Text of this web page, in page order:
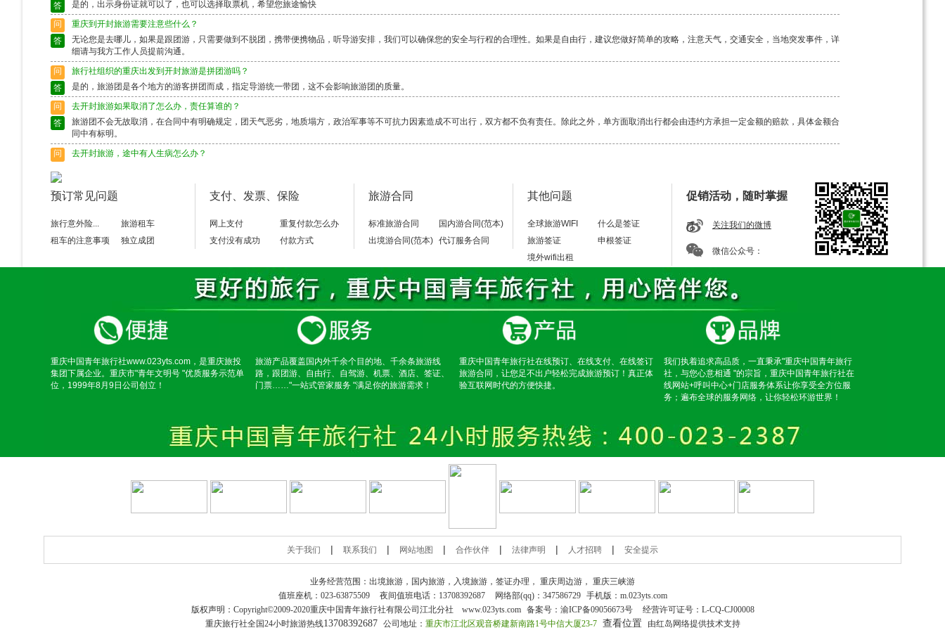
答
是的，出示身份证就可以了，也可以选择取票机，希望您旅途愉快
问
重庆到开封旅游需要注意些什么？
答
无论您是去哪儿，如果是跟团游，只需要做到不脱团，携带便携物品，听导游安排，我们可以确保您的安全与行程的合理性。如果是自由行，建议您做好简单的攻略，注意天气，交通安全，当地突发事件，详
细请与我方工作人员提前沟通。
问
旅行社组织的重庆出发到开封旅游是拼团游吗？
答
是的，旅游团是各个地方的游客拼团而成，指定导游统一带团，这不会影响旅游团的质量。
问
去开封旅游如果取消了怎么办，责任算谁的？
答
旅游团不会无故取消，在合同中有明确规定，团天气恶劣，地质塌方，政治军事等不可抗力因素造成不可出行，双方都不负有责任。除此之外，单方面取消出行都会由违约方承担一定金额的赔款，具体金额合
同中有标明。
问
去开封旅游，途中有人生病怎么办？
答
问
去开封旅游途中脱团了怎么办？
答
预订常见问题
旅行意外险...
旅游租车
租车的注意事项
独立成团
支付、发票、保险
网上支付
重复付款怎么办
支付没有成功
付款方式
旅游合同
标准旅游合同
国内游合同(范本)
出境游合同(范本) 代订服务合同
其他问题
全球旅游WIFI
什么是签证
旅游签证
申根签证
境外wifi出租
促销活动，随时掌握
关注我们的微博
微信公众号：
重庆中国青年旅行社www.023yts.com，是重庆旅投
集团下属企业。重庆市"青年文明号 "优质服务示范单
位，1999年8月9日公司创立！
旅游产品覆盖国内外千余个目的地、千余条旅游线
路，跟团游、自由行、自驾游、机票、酒店、签证、
门票……"一站式管家服务 "满足你的旅游需求！
重庆中国青年旅行社在线预订、在线支付、在线签订
旅游合同，让您足不出户轻松完成旅游预订！真正体
验互联网时代的方便快捷。
我们执着追求高品质，一直秉承"重庆中国青年旅行
社，与您心意相通 "的宗旨，重庆中国青年旅行社在
线网站+呼叫中心+门店服务体系让你享受全方位服
务；遍布全球的服务网络，让你轻松环游世界！
关于我们 | 联系我们 | 网站地图 | 合作伙伴 | 法律声明 | 人才招聘 | 安全提示
业务经营范围：出境旅游，国内旅游，入境旅游，签证办理， 重庆周边游 ， 重庆三峡游
值班座机： 023-63875509 夜间值班电话：13708392687 网络部(qq)： 347586729 手机版： m.023yts.com
版权声明：Copyright©2009-2020重庆中国青年旅行社有限公司江北分社 www.023yts.com 备案号： 渝ICP备09056673号 经营许可证号： L-CQ-CJ00008
重庆旅行社全国24小时旅游热线13708392687 公司地址： 重庆市江北区观音桥建新南路1号中信大厦23-7 查看位置 由红岛网络提供技术支持